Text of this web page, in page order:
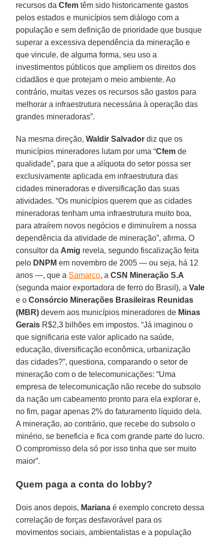
recursos daCfem têm sido historicamente gastos
pelos estados e municípios sem diálogo com a
população e sem definição de prioridade que busque
superar a excessiva dependência da mineração e
que vincule, de alguma forma, seu uso a
investimentos públicos que ampliem os direitos dos
cidadãos e que protejam o meio ambiente. Ao
contrário, muitas vezes os recursos são gastos para
melhorar a infraestrutura necessária à operação das
grandes mineradoras”.
Na mesma direção,Waldir Salvador diz que os
municípios mineradores lutam por uma “Cfem de
qualidade”, para que a alíquota do setor possa ser
exclusivamente aplicada em infraestrutura das
cidades mineradoras e diversificação das suas
atividades. “Os municípios querem que as cidades
mineradoras tenham uma infraestrutura muito boa,
para atraírem novos negócios e diminuírem a nossa
dependência da atividade de mineração”, afirma. O
consultor da Amig revela, segundo fiscalização feita
pelo DNPM em novembro de 2005 — ou seja, há 12
anos —, que a Samarco, aCSN Mineração S.A
(segunda maior exportadora de ferro do Brasil), aVale
e oConsórcio Minerações Brasileiras Reunidas
(MBR) devem aos municípios mineradores de Minas
Gerais R$2,3 bilhões em impostos. “Já imaginou o
que significaria este valor aplicado na saúde,
educação, diversificação econômica, urbanização
das cidades?”, questiona, comparando o setor de
mineração com o de telecomunicações: “Uma
empresa de telecomunicação não recebe do subsolo
da nação um cabeamento pronto para ela explorar e,
no fim, pagar apenas 2% do faturamento líquido dela.
A mineração, ao contrário, que recebe do subsolo o
minério, se beneficia e fica com grande parte do lucro.
O compromisso dela só por isso tinha que ser muito
maior”.
Quem paga a conta do lobby?
Dois anos depois, Mariana é exemplo concreto dessa
correlação de forças desfavorável para os
movimentos sociais, ambientalistas e a população